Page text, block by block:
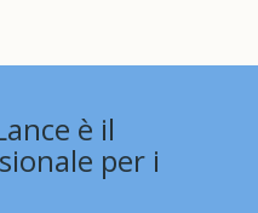
è il
per i